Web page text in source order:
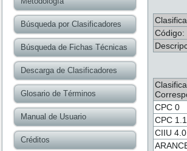
Búsqueda por Clasificadores
Búsqueda de Fichas Técnicas
Descarga de Clasificadores
Glosario de Términos
Manual de Usuario
Créditos
Código:
CPC 0
CPC 1.1
CIIU 4.0